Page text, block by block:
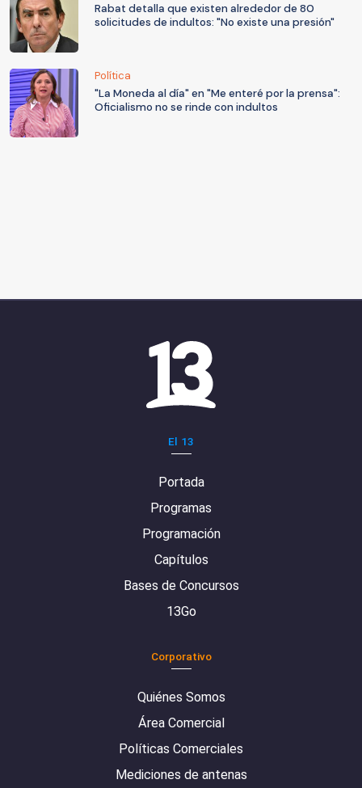
Rabat detalla que existen alrededor de 80
solicitudes de indultos: "No existe una presión"
Política
"La Moneda al día" en "Me enteré por la prensa":
Oficialismo no se rinde con indultos
El 13
Portada
Programas
Programación
Capítulos
Bases de Concursos
13Go
Corporativo
Quiénes Somos
Área Comercial
Políticas Comerciales
Mediciones de antenas